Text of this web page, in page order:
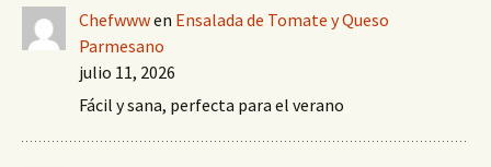
Chefwwwen Ensalada de Tomate y Queso
Parmesano
julio 11, 2026
Fácil y sana, perfecta para el verano